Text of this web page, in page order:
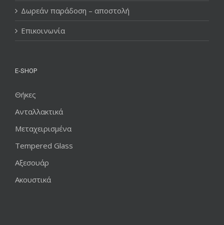
Δωρεάν παράδοση – αποστολή
Επικοινωνία
E-SHOP
Θήκες
Ανταλλακτικά
Μεταχειρισμένα
Tempered Glass
Αξεσουάρ
Ακουστικά